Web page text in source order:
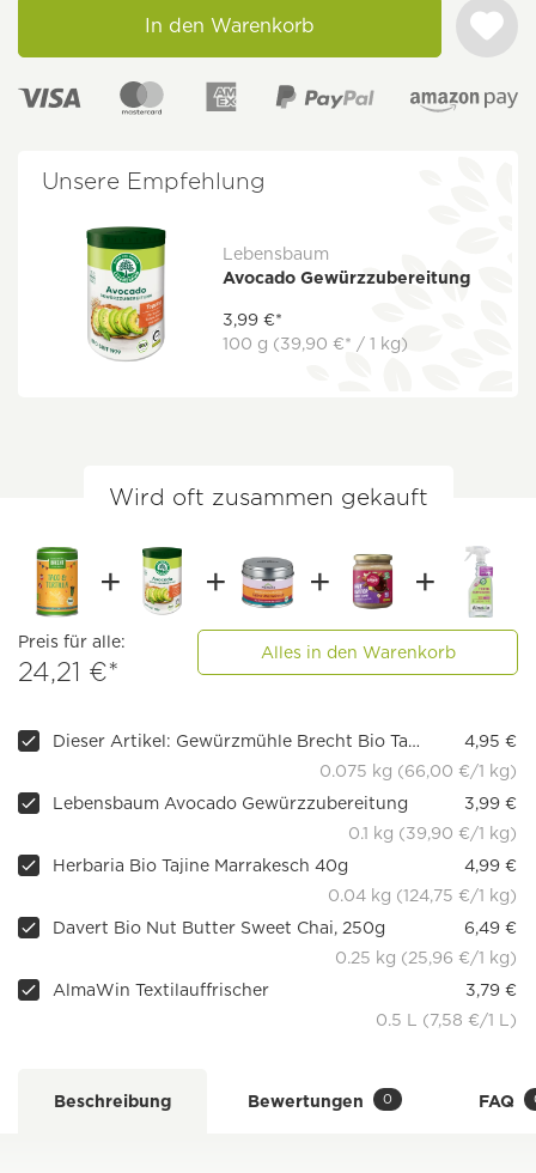
In den Warenkorb
Unsere Empfehlung
Lebensbaum
Avocado Gewürzzubereitung
3,99 €*
100 g (39,90 €* / 1 kg)
Wird oft zusammen gekauft
Preis für alle:
24,21 €*
Alles in den Warenkorb
Dieser Artikel: Gewürzmühle Brecht Bio Taco & Tortilla
4,95 €
0.075 kg (66,00 €/1 kg)
Lebensbaum Avocado Gewürzzubereitung
3,99 €
0.1 kg (39,90 €/1 kg)
Herbaria Bio Tajine Marrakesch 40g
4,99 €
0.04 kg (124,75 €/1 kg)
Davert Bio Nut Butter Sweet Chai, 250g
6,49 €
0.25 kg (25,96 €/1 kg)
AlmaWin Textilauffrischer
3,79 €
0.5 L (7,58 €/1 L)
Beschreibung Bewertungen 0 FAQ